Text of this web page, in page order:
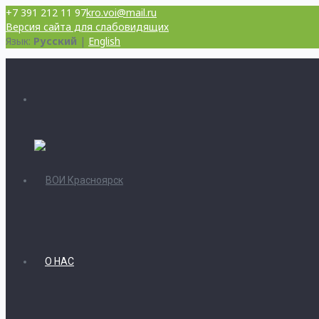
+7 391 212 11 97kro.voi@mail.ru
Версия сайта для слабовидящих
Язык: Русский | English
О НАС